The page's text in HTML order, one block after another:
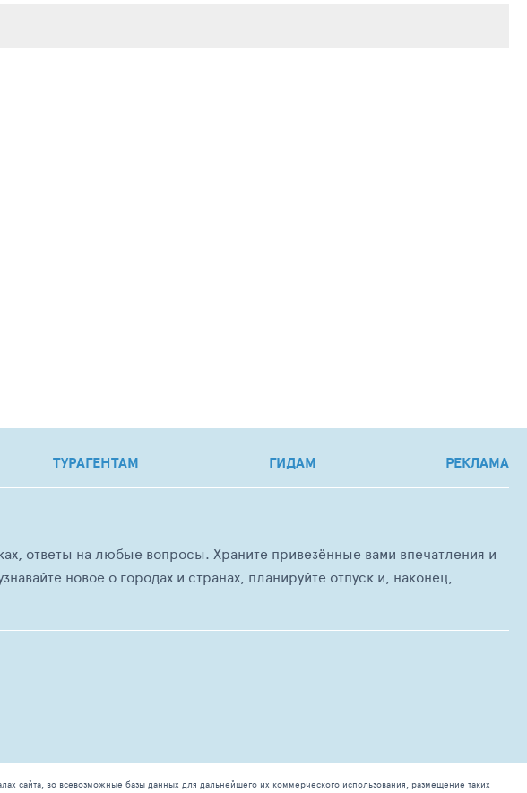
ТУРАГЕНТАМ ГИДАМ РЕКЛАМА
ответы на любые вопросы. Храните привезённые вами впечатления и
новое о городах и странах, планируйте отпуск и, наконец,
во всевозможные базы данных для дальнейшего их коммерческого использования, размещение таких